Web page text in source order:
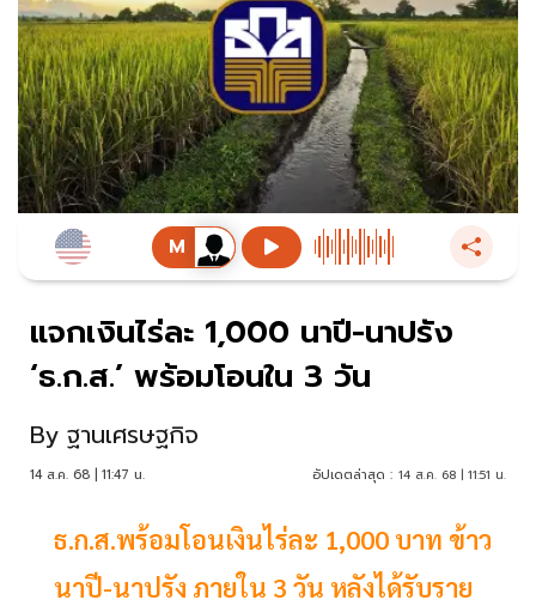
แจกเงินไร่ละ 1,000 นาปี-นาปรัง
‘ธ.ก.ส.’ พร้อมโอนใน 3 วัน
By ฐานเศรษฐกิจ
14 ส.ค. 68 | 11:47 น. อัปเดตล่าสุด : 14 ส.ค. 68 | 11:51 น.
ธ.ก.ส.พร้อมโอนเงินไร่ละ 1,000 บาท ข้าว
นาปี-นาปรัง ภายใน 3 วัน หลังได้รับราย